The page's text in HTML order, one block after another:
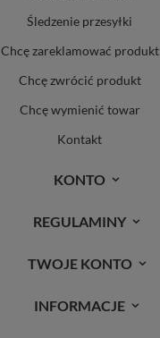
Śledzenie przesyłki
Chcę zareklamować produkt
Chcę zwrócić produkt
Chcę wymienić towar
Kontakt
KONTO
REGULAMINY
TWOJE KONTO
INFORMACJE